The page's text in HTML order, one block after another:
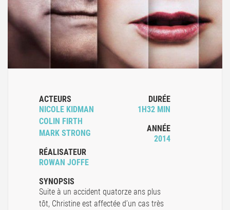
ACTEURS
NICOLE KIDMAN
COLIN FIRTH
MARK STRONG
RÉALISATEUR
ROWAN JOFFE
DURÉE
1H32 MIN
ANNÉE
2014
SYNOPSIS
Suite à un accident quatorze ans plus
tôt, Christine est affectée d’un cas très